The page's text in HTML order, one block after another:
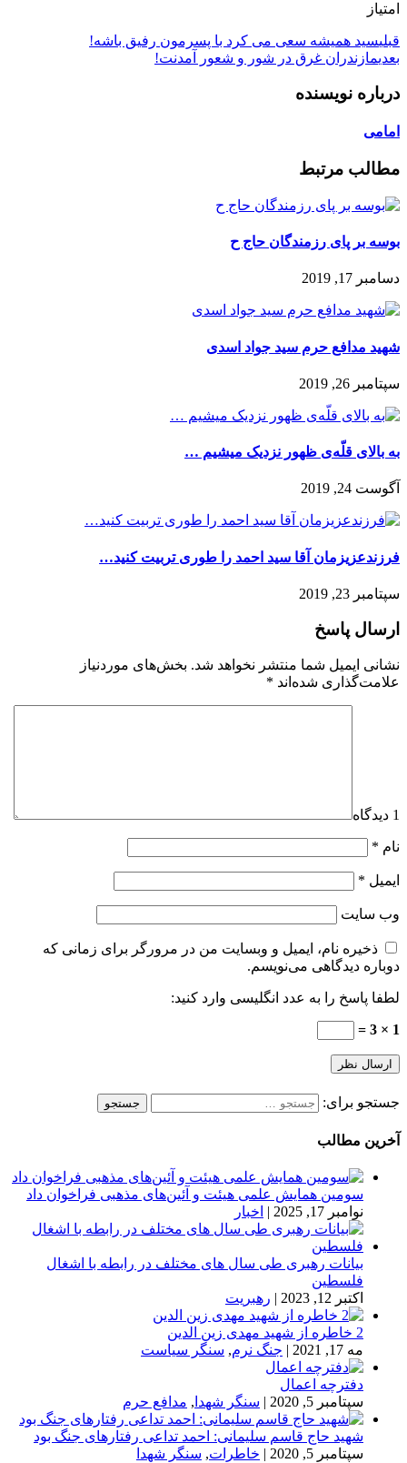
امتیاز
قبلیسید همیشه سعی می کرد با پسرمون رفیق باشه!
بعدیمازندران غرق در شور و شعور آمدنت!
درباره نویسنده
امامی
مطالب مرتبط
بوسه بر پای رزمندگان حاج ح
دسامبر 17, 2019
شهید مدافع حرم سید جواد اسدی
سپتامبر 26, 2019
به بالای‌ قلّه‌ی‌ ظهور‌ نزدیک‌ میشیم …
آگوست 24, 2019
فرزندعزیزمان آقا سید احمد را طوری تربیت کنید…
سپتامبر 23, 2019
ارسال پاسخ
نشانی ایمیل شما منتشر نخواهد شد. بخش‌های موردنیاز
علامت‌گذاری شده‌اند *
1 دیدگاه
نام *
ایمیل *
وب‌ سایت
ذخیره نام، ایمیل و وبسایت من در مرورگر برای زمانی که
دوباره دیدگاهی می‌نویسم.
لطفا پاسخ را به عدد انگلیسی وارد کنید:
1 × 3 =
جستجو برای:
آخرین مطالب
سومین همایش علمی هیئت و آئین‌های مذهبی فراخوان داد
نوامبر 17, 2025
| اخبار
بیانات رهبری طی سال های مختلف در رابطه با اشغال
فلسطین
اکتبر 12, 2023
| رهبریت
2 خاطره از شهید مهدی زین الدین
مه 17, 2021
| جنگ نرم, سنگر سیاست
دفترچه اعمال
سپتامبر 5, 2020
| سنگر شهدا , مدافع حرم
شهید حاج قاسم سلیمانی: احمد تداعی رفتارهای جنگ بود
سپتامبر 5, 2020
| خاطرات, سنگر شهدا